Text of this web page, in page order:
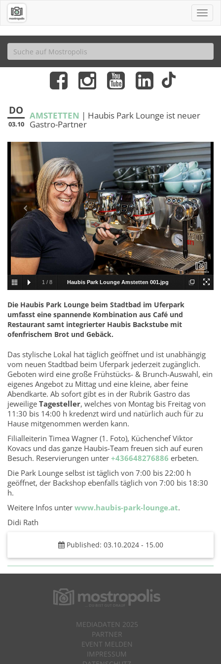
DO
03.10
AMSTETTEN | Haubis Park Lounge ist neuer
Gastro-Partner
1 / 8 Haubis Park Lounge Amstetten 001.jpg
Die Haubis Park Lounge beim Stadtbad im Uferpark
umfasst eine spannende Kombination aus Café und
Restaurant samt integrierter Haubis Backstube mit
ofenfrischem Brot und Gebäck.
Das stylische Lokal hat täglich geöffnet und ist unabhängig
vom neuen Stadtbad beim Uferpark jederzeit zugänglich.
Geboten wird eine große Frühstücks- & Brunch-Auswahl, ein
eigenes Angebot zu Mittag und eine kleine, aber feine
Abendkarte. Ab sofort gibt es in der Rubrik Gastro das
jeweilige Tagesteller, welches von Montag bis Freitag von
11:30 bis 14:00 h kredenzt wird und natürlich auch für zu
Hause mitgenommen werden kann.
Filialleiterin Timea Wagner (1. Foto), Küchenchef Viktor
Kovacs und das ganze Haubis-Team freuen sich auf euren
Besuch. Reservierungen unter +436648276886 erbeten.
Die Park Lounge selbst ist täglich von 7:00 bis 22:00 h
geöffnet, der Backshop ebenfalls täglich von 7:00 bis 18:30
h.
Weitere Infos unter www.haubis-park-lounge.at.
Didi Rath
Published: 03.10.2024 - 15.00
MEDIADATEN 2025
PARTNER
EVENT MELDEN
IMPRESSUM